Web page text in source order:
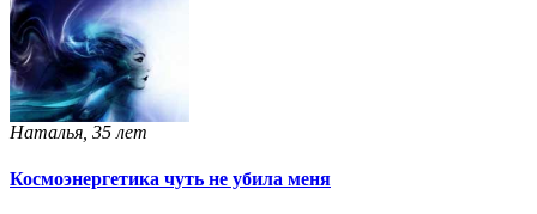
Наталья, 35 лет
Космоэнергетика чуть не убила меня